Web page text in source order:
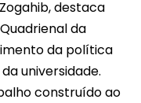
destaca
da
da política
universidade.
construído ao